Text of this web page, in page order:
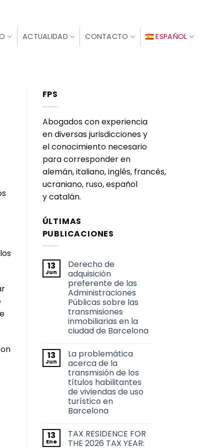
ACTUALIDAD CONTACTO ESPAÑOL
FPS
Abogados con experiencia
en diversas jurisdicciones y
el conocimiento necesario
para corresponder en
alemán, italiano, inglés, francés,
ucraniano, ruso, español
y catalán.
ÚLTIMAS
PUBLICACIONES
13
Jun
Derecho de
adquisición
preferente de las
Administraciones
Públicas sobre las
transmisiones
inmobiliarias en la
ciudad de Barcelona
comentarios
en
Derecho
de
adquisición
preferente
de
las
Administraciones
Públicas
transmisiones
inmobiliarias
en
13
Jun
La problemática
acerca de la
transmisión de los
títulos habilitantes
de viviendas de uso
turístico en
Barcelona
comentarios
en
13
Ene
TAX RESIDENCE FOR
THE 2026 TAX YEAR: